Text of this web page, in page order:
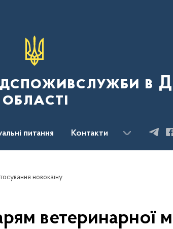
в
області
питання Контакти
новокаїну
ветеринарної